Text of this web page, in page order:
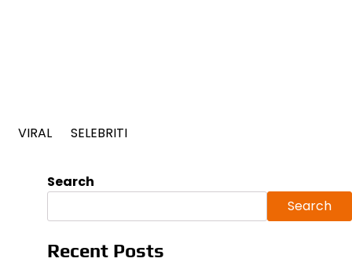
VIRAL SELEBRITI
Search
Search
Recent Posts